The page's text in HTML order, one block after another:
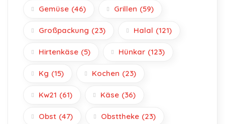
Gemüse (46) Grillen (59)
Großpackung (23) Halal (121)
Hirtenkäse (5) Hünkar (123)
Kg (15) Kochen (23)
Kw21 (61) Käse (36)
Obst (47) Obsttheke (23)